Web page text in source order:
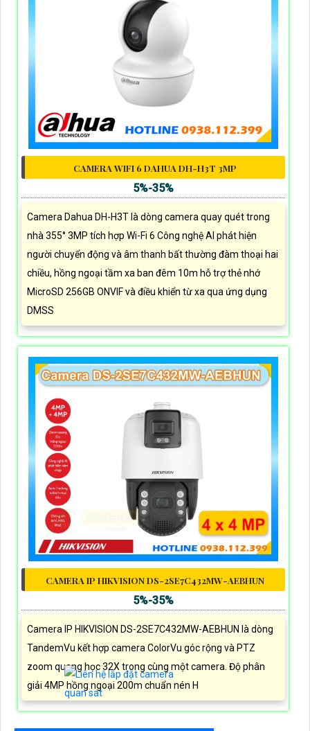
CAMERA WIFI 6 DAHUA DH-H3T 3MP
5%-35%
Camera Dahua DH-H3T là dòng camera quay quét trong
nhà 355° 3MP tích hợp Wi-Fi 6 Công nghệ AI phát hiện
người chuyển động và âm thanh bất thường đàm thoại hai
chiều, hồng ngoại tầm xa ban đêm 10m hỗ trợ thẻ nhớ
MicroSD 256GB ONVIF và điều khiển từ xa qua ứng dụng
DMSS
CAMERA IP HIKVISION DS-2SE7C432MW-AEBHUN
5%-35%
Camera IP HIKVISION DS-2SE7C432MW-AEBHUN là dòng
TandemVu kết hợp camera ColorVu góc rộng và PTZ
zoom quang học 32X trong cùng một camera. Độ phân
giải 4MP hồng ngoại 200m chuẩn nén H